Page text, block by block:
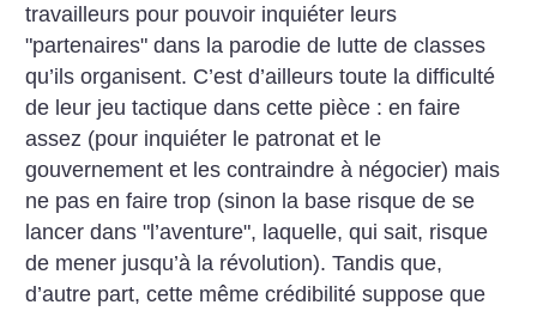
travailleurs pour pouvoir inquiéter leurs
"partenaires" dans la parodie de lutte de classes
qu’ils organisent. C’est d’ailleurs toute la difficulté
de leur jeu tactique dans cette pièce : en faire
assez (pour inquiéter le patronat et le
gouvernement et les contraindre à négocier) mais
ne pas en faire trop (sinon la base risque de se
lancer dans "l’aventure", laquelle, qui sait, risque
de mener jusqu’à la révolution). Tandis que,
d’autre part, cette même crédibilité suppose que